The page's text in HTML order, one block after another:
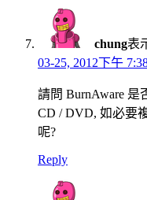
chung表
03-25, 2012下午
請問 BurnAware 是
CD / DVD, 如必要
呢?
Reply